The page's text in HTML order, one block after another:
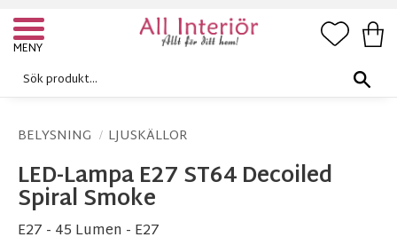
Meny
BELYSNING LJUSKÄLLOR
LED-Lampa E27 ST64 Decoiled
Spiral Smoke
E27 - 45 Lumen - E27